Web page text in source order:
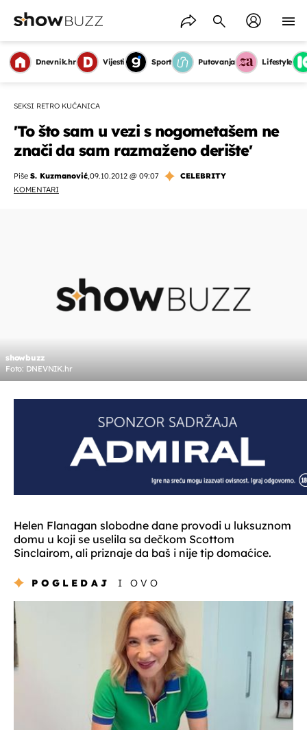
Dnevnik.hr Vijesti Sport Putovanja Lifestyle
SEKSI RETRO KUĆANICA
'To što sam u vezi s nogometašem ne
znači da sam razmaženo derište'
Piše S. Kuzmanović,09.10.2012 @ 09:07
CELEBRITY
KOMENTARI
showbuzz
Foto: DNEVNIK.hr
Helen Flanagan slobodne dane provodi u luksuznom
domu u koji se uselila sa dečkom Scottom
Sinclairom, ali priznaje da baš i nije tip domaćice.
POGLEDAJ I OVO